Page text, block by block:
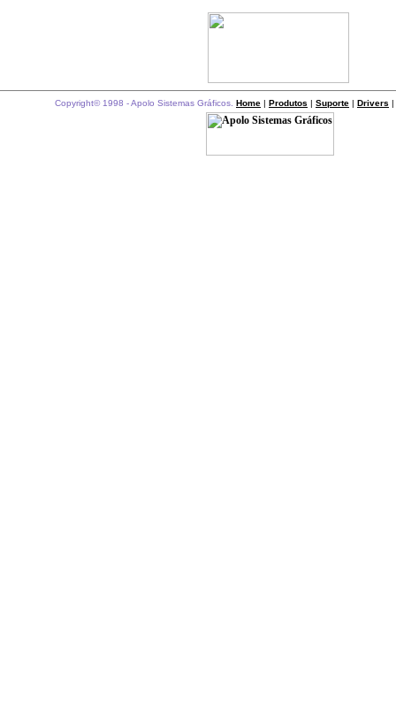
Copyright© 1998 - Apolo Sistemas Gráficos. Home | Produtos | Suporte | Drivers |